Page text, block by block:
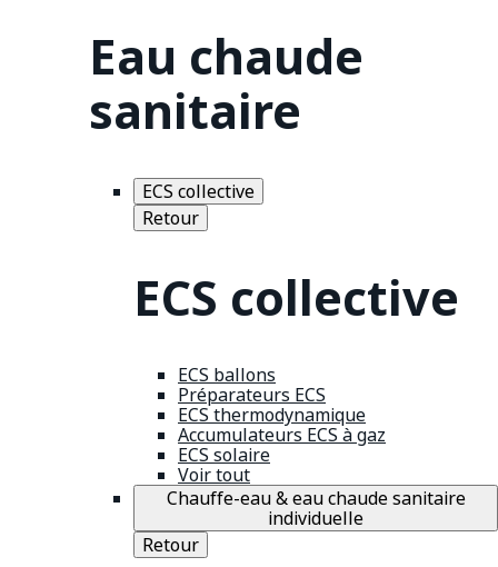
Eau chaude
sanitaire
ECS collective
Retour
ECS collective
ECS ballons
Préparateurs ECS
ECS thermodynamique
Accumulateurs ECS à gaz
ECS solaire
Voir tout
Chauffe-eau & eau chaude sanitaire
individuelle
Retour